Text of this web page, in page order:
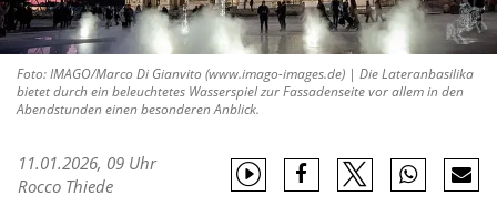
Foto: IMAGO/Marco Di Gianvito (www.imago-images.de) | Die Lateranbasilika
bietet durch ein beleuchtetes Wasserspiel zur Fassadenseite vor allem in den
Abendstunden einen besonderen Anblick.
11.01.2026, 09 Uhr
Rocco Thiede